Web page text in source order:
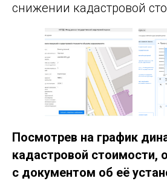
снижении кадастровой
Посмотрев на график
кадастровой стоимости,
с документом об её